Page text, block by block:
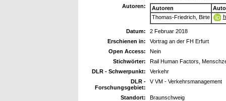
Autoren:
Autoren
Thomas-Friedrich, Birte
Datum:
2 Februar 2018
Erschienen in:
Vortrag an der FH Erfurt
Open Access:
Nein
Stichwörter:
Rail Human Factors,
DLR - Schwerpunkt:
Verkehr
DLR -
Forschungsgebiet:
V VM - Verkehrsmanagement
Standort:
Braunschweig